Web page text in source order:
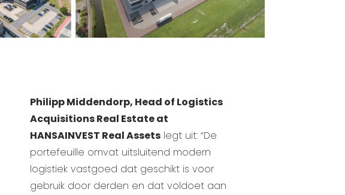
Philipp Middendorp, Head of Logistics
Acquisitions Real Estate at
HANSAINVEST Real Assets legt uit: “De
portefeuille omvat uitsluitend modern
logistiek vastgoed dat geschikt is voor
gebruik door derden en dat voldoet aan